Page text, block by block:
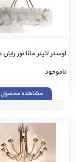
لوستر لاینر مانا نور
ناموجود
مشاهده محصول